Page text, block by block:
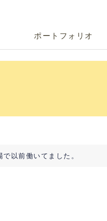
ポートフォリオ
以前働いてました。